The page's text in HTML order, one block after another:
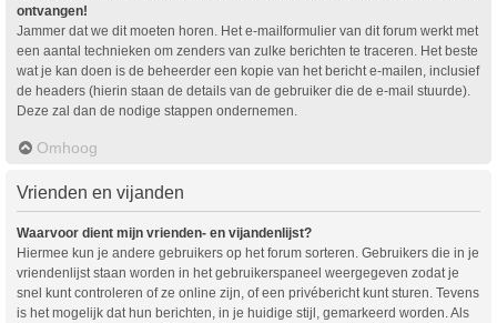
ontvangen!
Jammer dat we dit moeten horen. Het e-mailformulier van dit forum werkt met
een aantal technieken om zenders van zulke berichten te traceren. Het beste
wat je kan doen is de beheerder een kopie van het bericht e-mailen, inclusief
de headers (hierin staan de details van de gebruiker die de e-mail stuurde).
Deze zal dan de nodige stappen ondernemen.
Omhoog
Vrienden en vijanden
Waarvoor dient mijn vrienden- en vijandenlijst?
Hiermee kun je andere gebruikers op het forum sorteren. Gebruikers die in je
vriendenlijst staan worden in het gebruikerspaneel weergegeven zodat je
snel kunt controleren of ze online zijn, of een privébericht kunt sturen. Tevens
is het mogelijk dat hun berichten, in je huidige stijl, gemarkeerd worden. Als